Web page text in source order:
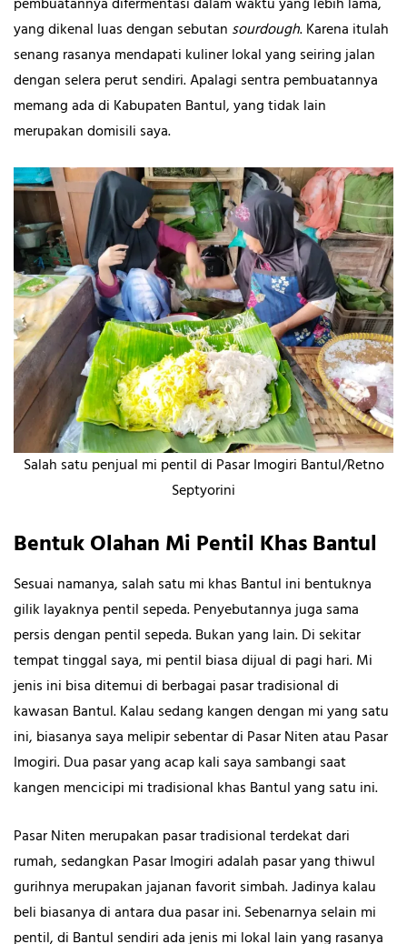
yang dikenal luas dengan sebutan sourdough. Karena itulah
senang rasanya mendapati kuliner lokal yang seiring jalan
dengan selera perut sendiri. Apalagi sentra pembuatannya
memang ada di Kabupaten Bantul, yang tidak lain
merupakan domisili saya.
Salah satu penjual mi pentil di Pasar Imogiri Bantul/Retno
Septyorini
Bentuk Olahan Mi Pentil Khas Bantul
Sesuai namanya, salah satu mi khas Bantul ini bentuknya
gilik layaknya pentil sepeda. Penyebutannya juga sama
persis dengan pentil sepeda. Bukan yang lain. Di sekitar
tempat tinggal saya, mi pentil biasa dijual di pagi hari. Mi
jenis ini bisa ditemui di berbagai pasar tradisional di
kawasan Bantul. Kalau sedang kangen dengan mi yang satu
ini, biasanya saya melipir sebentar di Pasar Niten atau Pasar
Imogiri. Dua pasar yang acap kali saya sambangi saat
kangen mencicipi mi tradisional khas Bantul yang satu ini.
Pasar Niten merupakan pasar tradisional terdekat dari
rumah, sedangkan Pasar Imogiri adalah pasar yang thiwul
gurihnya merupakan jajanan favorit simbah. Jadinya kalau
beli biasanya di antara dua pasar ini. Sebenarnya selain mi
pentil, di Bantul sendiri ada jenis mi lokal lain yang rasanya